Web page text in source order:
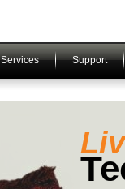
Services Support